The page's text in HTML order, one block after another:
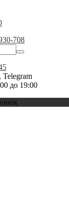
Telegram
до 19:00